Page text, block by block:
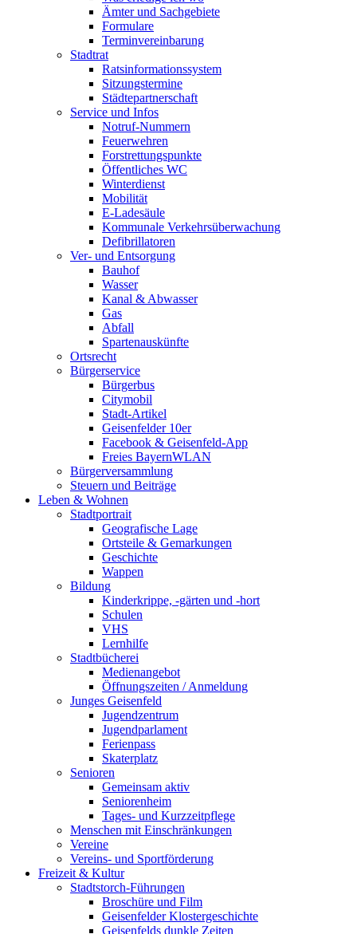
Ämter und Sachgebiete
Formulare
Terminvereinbarung
Stadtrat
Ratsinformationssystem
Sitzungstermine
Städtepartnerschaft
Service und Infos
Notruf-Nummern
Feuerwehren
Forstrettungspunkte
Öffentliches WC
Winterdienst
Mobilität
E-Ladesäule
Kommunale Verkehrsüberwachung
Defibrillatoren
Ver- und Entsorgung
Bauhof
Wasser
Kanal & Abwasser
Gas
Abfall
Spartenauskünfte
Ortsrecht
Bürgerservice
Bürgerbus
Citymobil
Stadt-Artikel
Geisenfelder 10er
Facebook & Geisenfeld-App
Freies BayernWLAN
Bürgerversammlung
Steuern und Beiträge
Leben & Wohnen
Stadtportrait
Geografische Lage
Ortsteile & Gemarkungen
Geschichte
Wappen
Bildung
Kinderkrippe, -gärten und -hort
Schulen
VHS
Lernhilfe
Stadtbücherei
Medienangebot
Öffnungszeiten / Anmeldung
Junges Geisenfeld
Jugendzentrum
Jugendparlament
Ferienpass
Skaterplatz
Senioren
Gemeinsam aktiv
Seniorenheim
Tages- und Kurzzeitpflege
Menschen mit Einschränkungen
Vereine
Vereins- und Sportförderung
Freizeit & Kultur
Stadtstorch-Führungen
Broschüre und Film
Geisenfelder Klostergeschichte
Geisenfelds dunkle Zeiten